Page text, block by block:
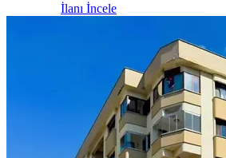
İlanı İncele